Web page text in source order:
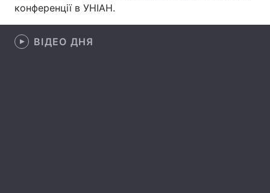
Головна
конференції в УНІАН.
ВІДЕО ДНЯ